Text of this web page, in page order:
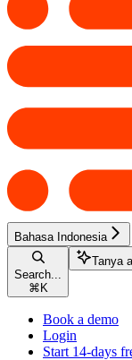
Bahasa Indonesia
Search...
⌘ K
Tanya
Book a demo
Login
Start 14-days